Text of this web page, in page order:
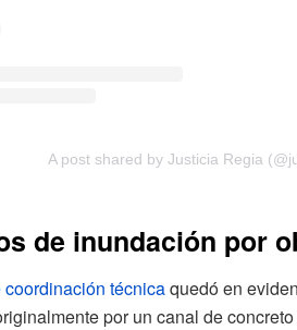
A post shared by Justicia Regia
de inundación por
coordinación técnicaquedó en
por un canal de